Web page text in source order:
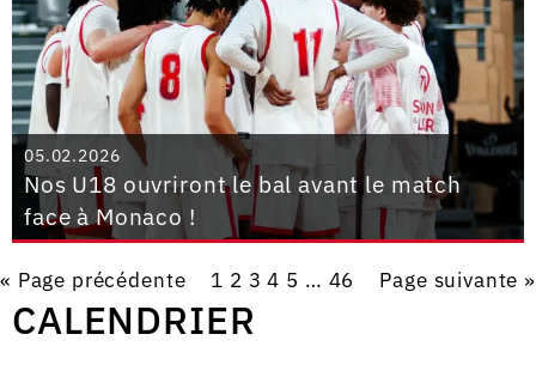
05.02.2026
Nos U18 ouvriront le bal avant le match
face à Monaco !
« Page précédente 1 2 3 4 5 … 46 Page suivante »
CALENDRIER